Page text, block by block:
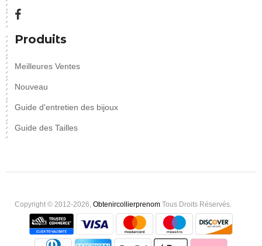
Produits
Meilleures Ventes
Nouveau
Guide d'entretien des bijoux
Guide des Tailles
Copyright © 2012-2026, Obtenircollierprenom Tous Droits Réservés.